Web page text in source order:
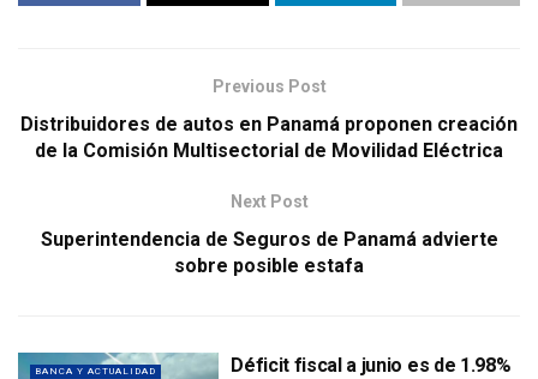
Previous Post
Distribuidores de autos en Panamá proponen creación
de la Comisión Multisectorial de Movilidad Eléctrica
Next Post
Superintendencia de Seguros de Panamá advierte
sobre posible estafa
BANCA Y ACTUALIDAD
Déficit fiscal a junio es de 1.98%